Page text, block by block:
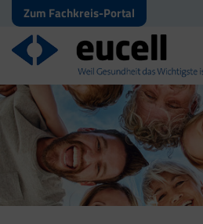
Zum Fachkreis-Portal